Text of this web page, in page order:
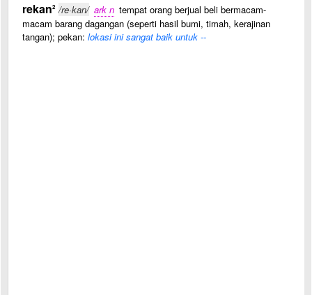
rekan2 /re·kan/ ark n tempat orang berjual beli bermacam-
macam barang dagangan (seperti hasil bumi, timah, kerajinan
tangan); pekan: lokasi ini sangat baik untuk --